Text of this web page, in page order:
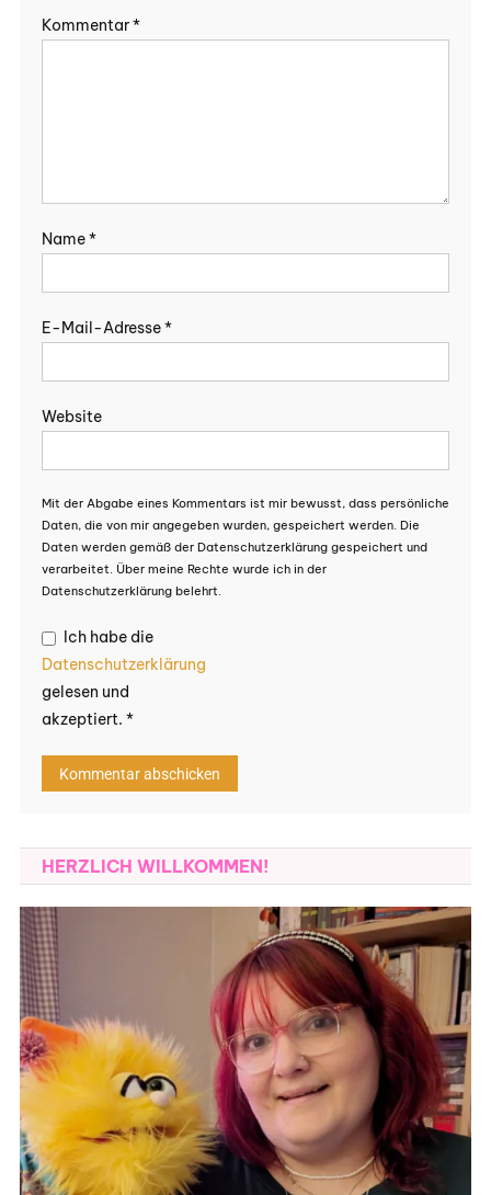
Kommentar*
Name*
E-Mail-Adresse*
Website
Mit der Abgabe eines Kommentars ist mir bewusst, dass persönliche
Daten, die von mir angegeben wurden, gespeichert werden. Die
Daten werden gemäß der Datenschutzerklärung gespeichert und
verarbeitet. Über meine Rechte wurde ich in der
Datenschutzerklärung belehrt.
Ich habe die
Datenschutzerklärung
gelesen und
akzeptiert. *
HERZLICH WILLKOMMEN!